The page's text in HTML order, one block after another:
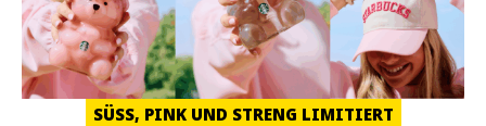
SÜSS, PINK UND STRENG LIMITIERT